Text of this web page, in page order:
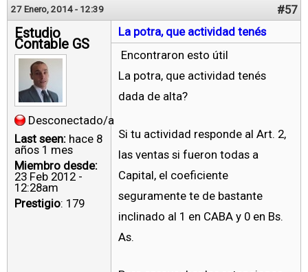
27 Enero, 2014 - 12:39 #57
Estudio
Contable GS
Desconectado/a
Last seen: hace 8
años 1 mes
Miembro desde:
23 Feb 2012 -
12:28am
Prestigio: 179
La potra, que actividad tenés
Encontraron esto útil
La potra, que actividad tenés
dada de alta?
Si tu actividad responde al Art. 2,
las ventas si fueron todas a
Capital, el coeficiente
seguramente te de bastante
inclinado al 1 en CABA y 0 en Bs.
As.